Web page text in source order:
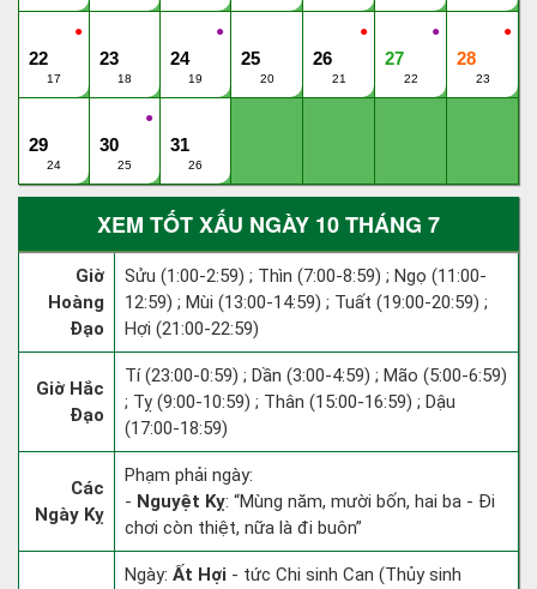
●
22
17
23
18
●
24
19
25
20
●
26
21
●
27
22
●
28
23
29
24
●
30
25
31
26
XEM TỐT XẤU NGÀY 10 THÁNG 7
Giờ
Hoàng
Đạo
Sửu (1:00-2:59) ; Thìn (7:00-8:59) ; Ngọ (11:00-
12:59) ; Mùi (13:00-14:59) ; Tuất (19:00-20:59) ;
Hợi (21:00-22:59)
Giờ Hắc
Đạo
Tí (23:00-0:59) ; Dần (3:00-4:59) ; Mão (5:00-6:59)
; Tỵ (9:00-10:59) ; Thân (15:00-16:59) ; Dậu
(17:00-18:59)
Các
Ngày Kỵ
Phạm phải ngày:
- Nguyệt Kỵ: “Mùng năm, mười bốn, hai ba - Đi
chơi còn thiệt, nữa là đi buôn”
Ngày: Ất Hợi - tức Chi sinh Can (Thủy sinh